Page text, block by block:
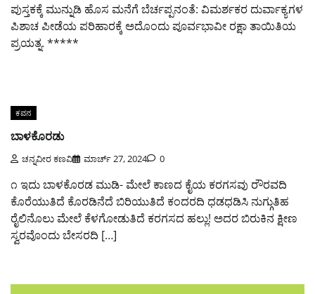
ಪುಸ್ತಕಕ್ಕೆ ಮುನ್ನುಡಿ ಹೊಸ ಮನೆಗೆ ಬೆರ್ಚಪ್ಪನಂತೆ: ವಿಮರ್ಶಕರ ದುರ್ವಾಕ್ಯಗಳ
ಪಿಶಾಚ ಪೀಡೆಯ ಪರಿಹಾರಕ್ಕೆ ಅದೊಂದು ಪೂರ್ವಭಾವೀ ರಕ್ಷಾ ತಾಯಿತಿಯ
ಪ್ರಯತ್ನ. *****
ಕವನ
ಬಾಳಕೊರಡು
ಚನ್ನವೀರ ಕಣವಿ ಮಾರ್ಚ್ 27, 2024 0
೧ ಇದು ಬಾಳಕೊರಡ ಮುಡಿ- ಮೇಲೆ ಕಾಣದ ಕೈಯ ಕರಗಸವು ರೌರವದಿ
ಕೊರೆಯುತಿದೆ ಕೊರಡಿನೆದೆ ಬಿರಿಯುತಿದೆ ಕಂದರದಿ ಧಡಧಡಿಸಿ ನುಗ್ಗುತಿಹ
ರೈಲಿನೊಲು ಮೇಲೆ ಕೆಳಗೋಡುತಿದೆ ಕರಗಸದ ಹಲ್ಲು! ಅದರ ಬಿರುಕಿನ ಕ್ಷೀಣ
ಸ್ವರವೊಂದು ಬೇಸರದಿ […]